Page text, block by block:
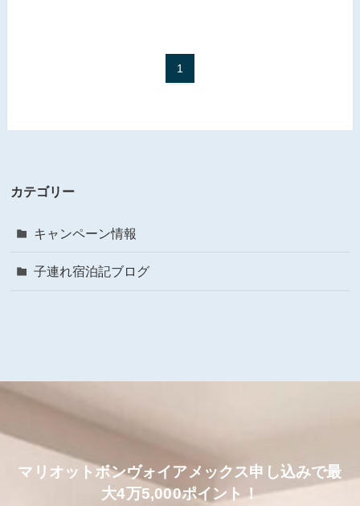
1
カテゴリー
キャンペーン情報
子連れ宿泊記ブログ
マリオットボンヴォイアメックス申し込みで最
大4万5,000ポイント！